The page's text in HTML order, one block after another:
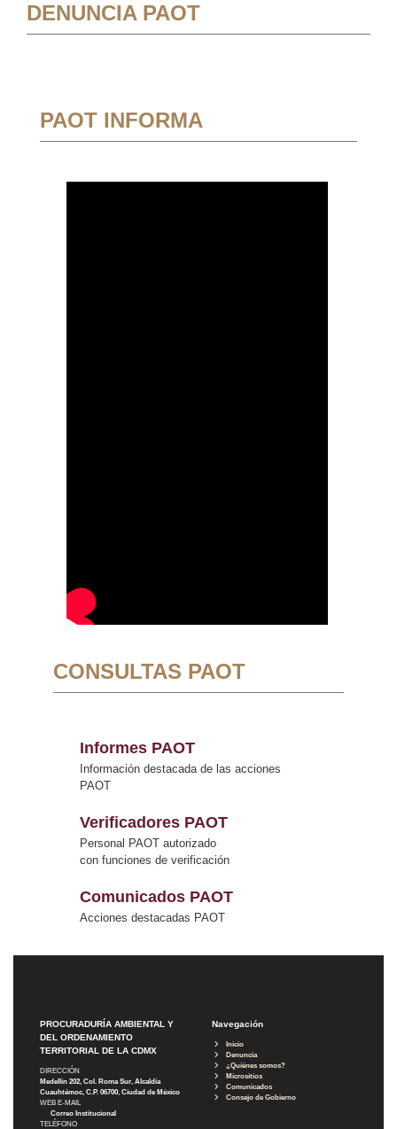
DENUNCIA PAOT
PAOT INFORMA
CONSULTAS PAOT
Informes PAOT
Información destacada de las acciones
PAOT
Verificadores PAOT
Personal PAOT autorizado
con funciones de verificación
Comunicados PAOT
Acciones destacadas PAOT
PROCURADURÍA AMBIENTAL Y
DEL ORDENAMIENTO
TERRITORIAL DE LA CDMX
DIRECCIÓN
Medellín 202, Col. Roma Sur, Alcaldía
Cuauhtémoc, C.P. 06700, Ciudad de México
WEB E-MAIL
Correo Institucional
TELÉFONO
Navegación
Inicio
Denuncia
¿Quiénes somos?
Micrositios
Comunicados
Consejo de Gobierno